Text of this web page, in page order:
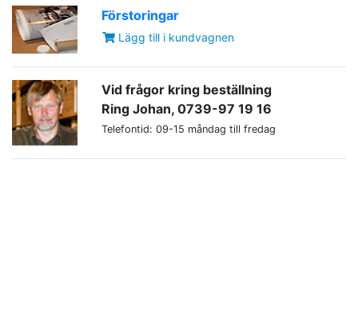
Förstoringar
Lägg till i kundvagnen
Vid frågor kring beställning
Ring Johan, 0739-97 19 16
Telefontid: 09-15 måndag till fredag